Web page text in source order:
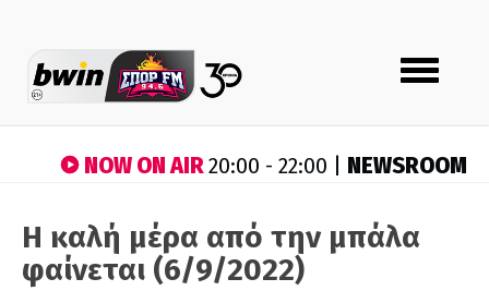
Toggle
navigation
NOW ON AIR20:00 - 22:00 | NEWSROOM
Η καλή μέρα από την μπάλα
φαίνεται (6/9/2022)